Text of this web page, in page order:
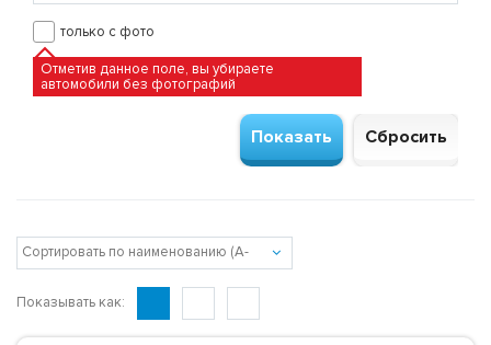
только с фото
Отметив данное поле, вы убираете
автомобили без фотографий
Показывать как: